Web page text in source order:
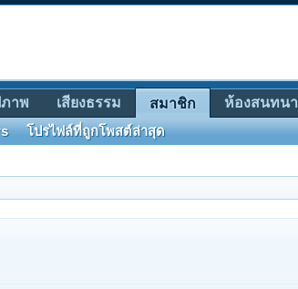
าพ เสียงธรรม สมาชิก
โปรไฟล์ที่ถูกโพสต์ล่าสุด
ห้องสนทนา